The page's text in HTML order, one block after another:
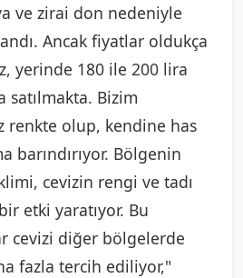
ve zirai don nedeniyle
Ancak fiyatlar oldukça
yerinde 180 ile 200 lira
satılmakta. Bizim
renkte olup, kendine has
barındırıyor. Bölgenin
cevizin rengi ve tadı
etki yaratıyor. Bu
cevizi diğer bölgelerde
fazla tercih ediliyor,"